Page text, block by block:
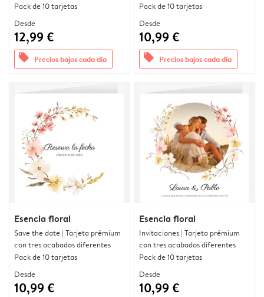
Pack de 10 tarjetas
Desde
12,99 €
offers Precios bajos cada día
Pack de 10 tarjetas
Desde
10,99 €
offers Precios bajos cada día
Esencia floral
Save the date | Tarjeta prémium
con tres acabados diferentes
Pack de 10 tarjetas
Desde
10,99 €
Esencia floral
Invitaciones | Tarjeta prémium
con tres acabados diferentes
Pack de 10 tarjetas
Desde
10,99 €